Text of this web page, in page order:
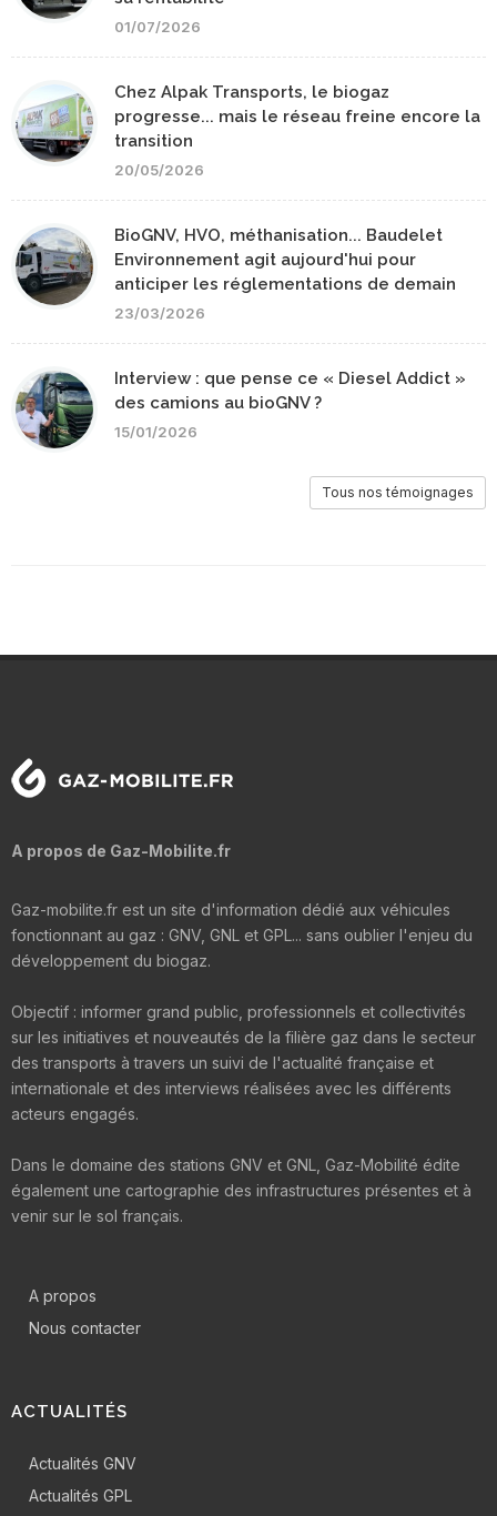
01/07/2026
Chez Alpak Transports, le biogaz
progresse... mais le réseau freine encore la
transition
20/05/2026
BioGNV, HVO, méthanisation... Baudelet
Environnement agit aujourd'hui pour
anticiper les réglementations de demain
23/03/2026
Interview : que pense ce « Diesel Addict »
des camions au bioGNV ?
15/01/2026
Tous nos témoignages
A propos de Gaz-Mobilite.fr
Gaz-mobilite.fr est un site d'information dédié aux véhicules
fonctionnant au gaz : GNV, GNL et GPL... sans oublier l'enjeu du
développement du biogaz.
Objectif : informer grand public, professionnels et collectivités
sur les initiatives et nouveautés de la filière gaz dans le secteur
des transports à travers un suivi de l'actualité française et
internationale et des interviews réalisées avec les différents
acteurs engagés.
Dans le domaine des stations GNV et GNL, Gaz-Mobilité édite
également une cartographie des infrastructures présentes et à
venir sur le sol français.
A propos
Nous contacter
ACTUALITÉS
Actualités GNV
Actualités GPL